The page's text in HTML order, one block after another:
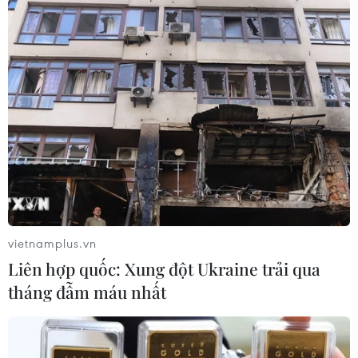
Toàn cảnh ASEAN Cup: Thái
Lan "thắng như chẻ tre", thách thức
tuyển Việt Nam
Nhận định Philippines vs
Thái Lan: Madam Pang treo thưởng
tiền tỷ, "Voi chiến" quyết thắng
Đội tuyển Việt Nam nhận
thưởng 2 tỷ đồng sau thắng lợi trước
Indonesia
04/08/2026 04:16
vietnamplus.vn
Liên hợp quốc: Xung đột Ukraine trải qua
tháng đẫm máu nhất